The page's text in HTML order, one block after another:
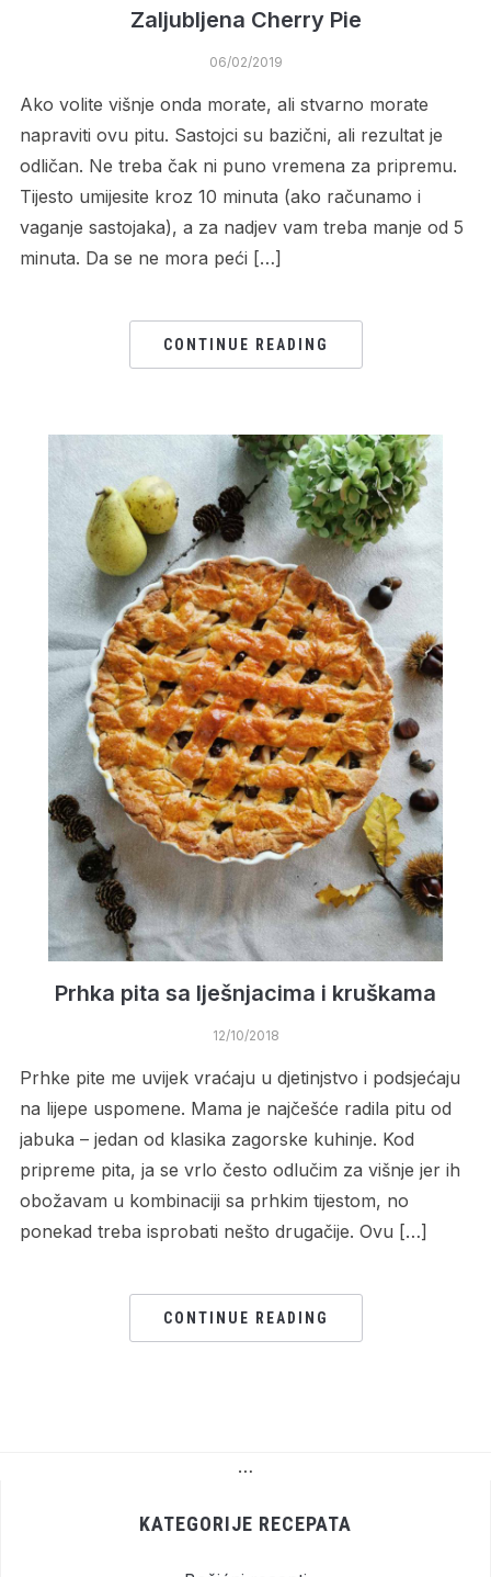
Zaljubljena Cherry Pie
06/02/2019
Ako volite višnje onda morate, ali stvarno morate
napraviti ovu pitu. Sastojci su bazični, ali rezultat je
odličan. Ne treba čak ni puno vremena za pripremu.
Tijesto umijesite kroz 10 minuta (ako računamo i
vaganje sastojaka), a za nadjev vam treba manje od 5
minuta. Da se ne mora peći […]
CONTINUE READING
Prhka pita sa lješnjacima i kruškama
12/10/2018
Prhke pite me uvijek vraćaju u djetinjstvo i podsjećaju
na lijepe uspomene. Mama je najčešće radila pitu od
jabuka – jedan od klasika zagorske kuhinje. Kod
pripreme pita, ja se vrlo često odlučim za višnje jer ih
obožavam u kombinaciji sa prhkim tijestom, no
ponekad treba isprobati nešto drugačije. Ovu […]
CONTINUE READING
…
KATEGORIJE RECEPATA